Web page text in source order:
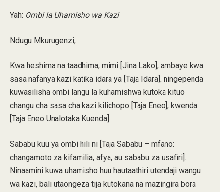
Yah: Ombi la Uhamisho wa Kazi
Ndugu Mkurugenzi,
Kwa heshima na taadhima, mimi [Jina Lako], ambaye kwa
sasa nafanya kazi katika idara ya [Taja Idara], ningependa
kuwasilisha ombi langu la kuhamishwa kutoka kituo
changu cha sasa cha kazi kilichopo [Taja Eneo], kwenda
[Taja Eneo Unalotaka Kuenda].
Sababu kuu ya ombi hili ni [Taja Sababu – mfano:
changamoto za kifamilia, afya, au sababu za usafiri].
Ninaamini kuwa uhamisho huu hautaathiri utendaji wangu
wa kazi, bali utaongeza tija kutokana na mazingira bora